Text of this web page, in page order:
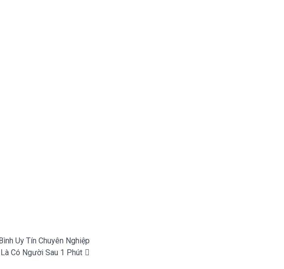
Uy Tín Chuyên Nghiệp
Có Người Sau 1 Phút